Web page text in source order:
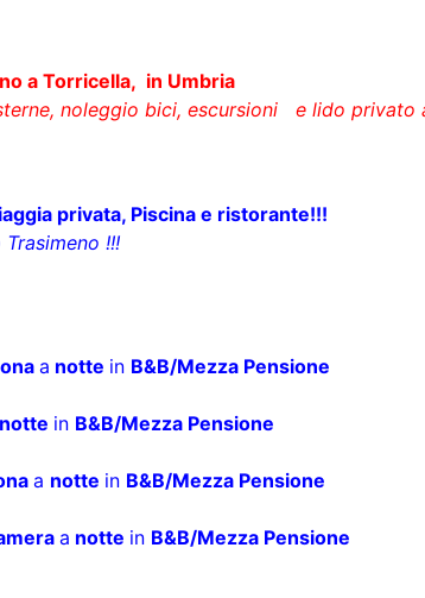
a Torricella, in Umbria
inB&B/Mezza Pensione
a notteinB&B/Mezza Pensione
anotteinB&B/Mezza Pensione